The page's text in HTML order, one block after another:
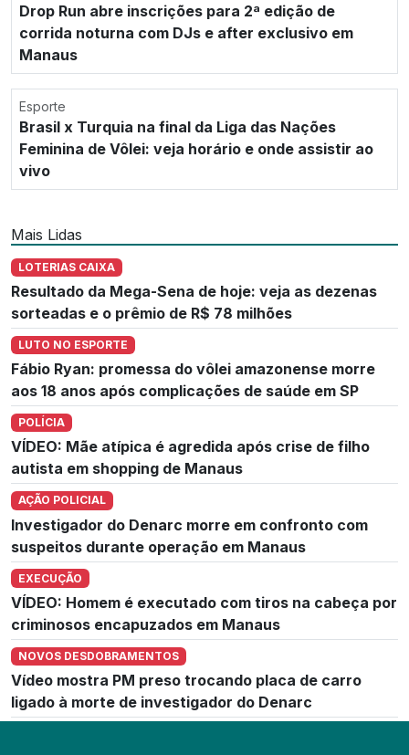
Drop Run abre inscrições para 2ª edição de
corrida noturna com DJs e after exclusivo em
Manaus
Esporte
Brasil x Turquia na final da Liga das Nações
Feminina de Vôlei: veja horário e onde assistir ao
vivo
Mais Lidas
LOTERIAS CAIXA
Resultado da Mega-Sena de hoje: veja as dezenas
sorteadas e o prêmio de R$ 78 milhões
LUTO NO ESPORTE
Fábio Ryan: promessa do vôlei amazonense morre
aos 18 anos após complicações de saúde em SP
POLÍCIA
VÍDEO: Mãe atípica é agredida após crise de filho
autista em shopping de Manaus
AÇÃO POLICIAL
Investigador do Denarc morre em confronto com
suspeitos durante operação em Manaus
EXECUÇÃO
VÍDEO: Homem é executado com tiros na cabeça por
criminosos encapuzados em Manaus
NOVOS DESDOBRAMENTOS
Vídeo mostra PM preso trocando placa de carro
ligado à morte de investigador do Denarc